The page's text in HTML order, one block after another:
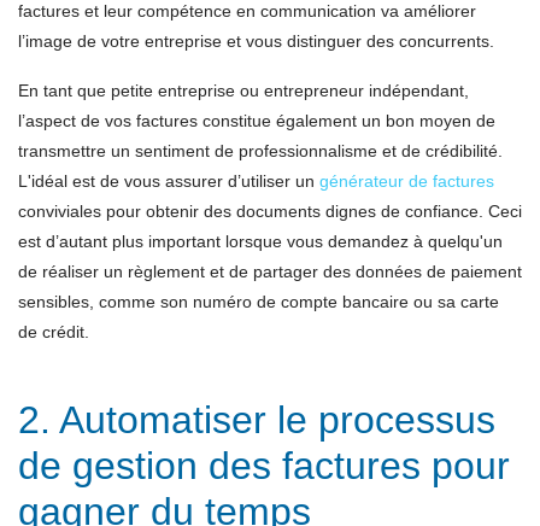
factures et leur compétence en communication va améliorer
l’image de votre entreprise et vous distinguer des concurrents.
En tant que petite entreprise ou entrepreneur indépendant,
l’aspect de vos factures constitue également un bon moyen de
transmettre un sentiment de professionnalisme et de crédibilité.
L'idéal est de vous assurer d’utiliser un générateur de factures
conviviales pour obtenir des documents dignes de confiance. Ceci
est d’autant plus important lorsque vous demandez à quelqu'un
de réaliser un règlement et de partager des données de paiement
sensibles, comme son numéro de compte bancaire ou sa carte
de crédit.
2. Automatiser le processus
de gestion des factures pour
gagner du temps